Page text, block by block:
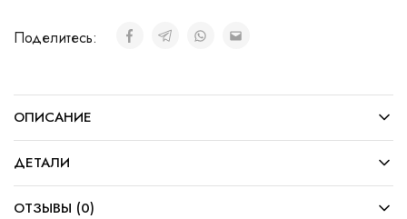
Поделитесь:
ОПИСАНИЕ
ДЕТАЛИ
ОТЗЫВЫ (0)